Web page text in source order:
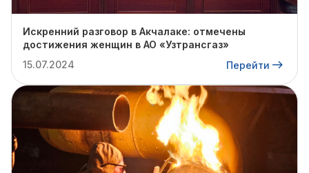
Искренний разговор в Акчалаке: отмечены
достижения женщин в АО «Узтрансгаз»
15.07.2024
Перейти